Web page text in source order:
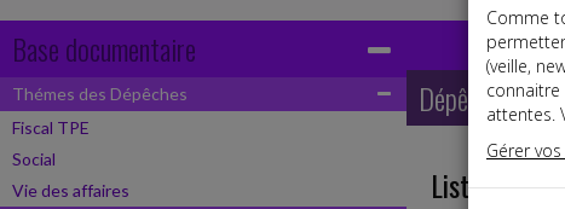
Base documentaire
Thémes des Dépêches
Fiscal TPE
Social
Vie des affaires
Dépêches
Liste des
Comme
(veille,
attentes.
Gérer